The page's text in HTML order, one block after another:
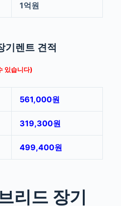
1억원
기렌트 견적
있습니다)
561,000원
319,300원
499,400원
리드 장기